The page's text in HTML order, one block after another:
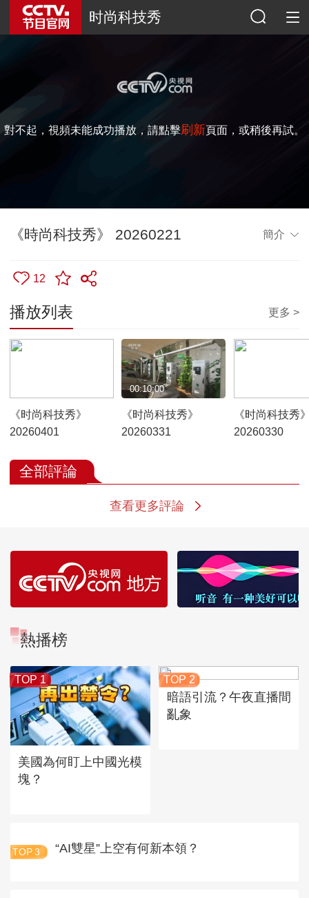
时尚科技秀
對不起，視頻未能成功播放，請點擊刷新頁面，或稍後再試。
《時尚科技秀》 20260221 簡介
12
播放列表 更多 >
《时尚科技秀》
20260401
《时尚科技秀》
20260331
00:10:00
《时尚科技秀
20260330
全部評論
查看更多評論
熱播榜
TOP 1
美國為何盯上中國光模
塊？
TOP 2
暗語引流？午夜直播間
亂象
TOP 3 “AI雙星”上空有何新本領？